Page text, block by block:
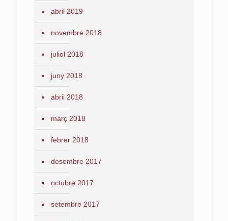
abril 2019
novembre 2018
juliol 2018
juny 2018
abril 2018
març 2018
febrer 2018
desembre 2017
octubre 2017
setembre 2017